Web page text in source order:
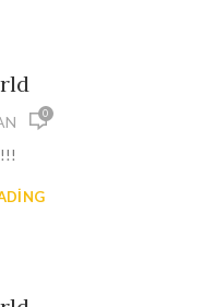
0